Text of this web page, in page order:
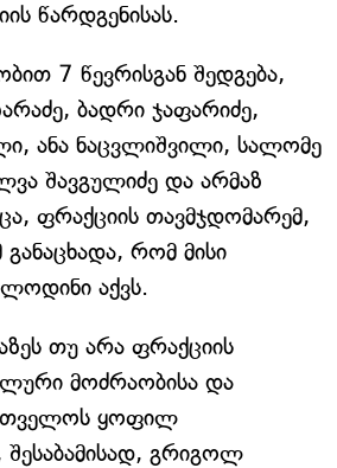
წარდგენისას.
7 წევრისგან შედგება,
ბადრი ჯაფარიძე,
ანა ნაცვლიშვილი, სალომე
შავგულიძე და არმაზ
ფრაქციის თავმჯდომარემ,
რომ მისი
აქვს.
თუ არა ფრაქციის
მოძრაობისა და
ყოფილ
შესაბამისად, გრიგოლ